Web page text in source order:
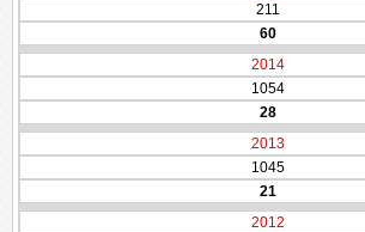
211
60
2014
1054
28
2013
1045
21
2012